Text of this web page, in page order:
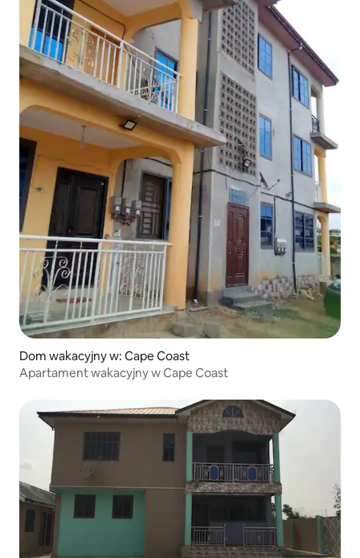
Dom wakacyjny w: Cape Coast
Apartament wakacyjny w Cape Coast